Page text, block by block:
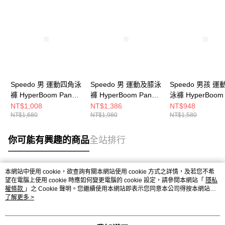
Speedo 男 運動四角泳
褲 HyperBoom Panel
黑/皮克頓藍/橘
NT$1,008
NT$1,680
Speedo 男 運動及膝泳
褲 HyperBoom Panel
黑/鈷藍
NT$1,386
NT$1,980
Speedo 男孩 運
泳褲 HyperBoom
藍/水藍/皮克頓綠
NT$948
NT$1,580
你可能有興趣的商品全站排行
熱門標籤
本網站中使用 cookie，欲查詢有關本網站使用 cookie 方式之詳情，及若您不希
望在電腦上使用 cookie 時應如何變更電腦的 cookie 設定，請參閱本網站「 隱私
權條款 」之 Cookie 聲明。您繼續使用本網站即表示您同意本公司得按本網站使
用條款之 Cookie 聲明使用 cookie。
了解更多 >